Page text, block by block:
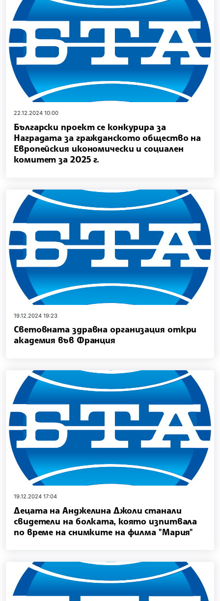
22.12.2024 10:00
Български проект се конкурира за
Наградата за гражданското общество на
Европейския икономически и социален
комитет за 2025 г.
19.12.2024 19:23
Световната здравна организация откри
академия във Франция
19.12.2024 17:04
Децата на Анджелина Джоли станали
свидетели на болката, която изпитвала
по време на снимките на филма "Мария"